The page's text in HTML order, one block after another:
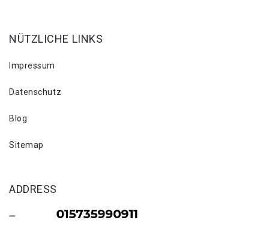
NÜTZLICHE LINKS
Impressum
Datenschutz
Blog
Sitemap
ADDRESS